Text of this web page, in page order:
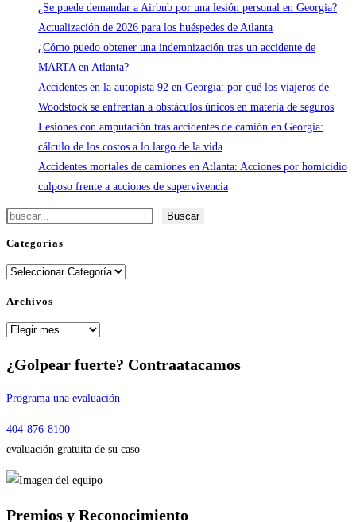
¿Se puede demandar a Airbnb por una lesión personal en Georgia?
Actualización de 2026 para los huéspedes de Atlanta
¿Cómo puedo obtener una indemnización tras un accidente de
MARTA en Atlanta?
Accidentes en la autopista 92 en Georgia: por qué los viajeros de
Woodstock se enfrentan a obstáculos únicos en materia de seguros
Lesiones con amputación tras accidentes de camión en Georgia:
cálculo de los costos a lo largo de la vida
Accidentes mortales de camiones en Atlanta: Acciones por homicidio
culposo frente a acciones de supervivencia
Buscar Buscar
Categorías
Categorías
Archivos
Archivos
¿Golpear fuerte? Contraatacamos
Programa una evaluación
404-876-8100
evaluación gratuita de su caso
Premios y Reconocimiento